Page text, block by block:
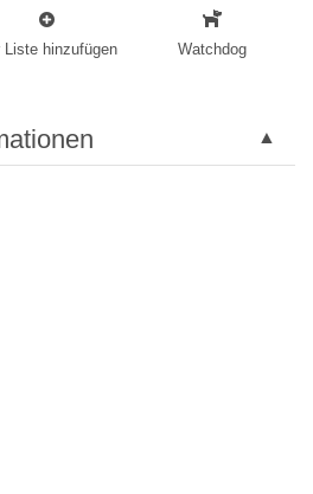
Liste hinzufügen Watchdog